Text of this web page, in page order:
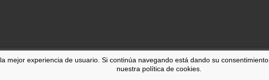
© 2026 Todos los derechos reservados.
mejor experiencia de usuario. Si continúa navegando está dando su
nuestra política de cookies.